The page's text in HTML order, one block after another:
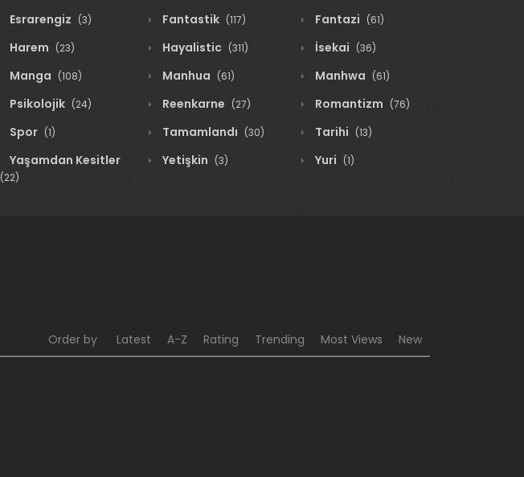
Esrarengiz (3) Fantastik (117) Fantazi (61)
Harem (23) Hayalistic (311) İsekai (36)
Manga (108) Manhua (61) Manhwa (61)
Psikolojik (24) Reenkarne (27) Romantizm (76)
Spor (1) Tamamlandı (30) Tarihi (13)
Yaşamdan Kesitler
(22)
Yetişkin (3) Yuri (1)
Order by Latest A-Z Rating Trending Most Views New